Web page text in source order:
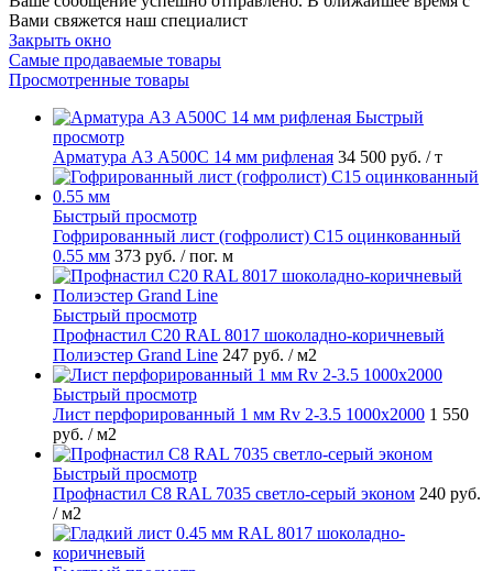
Вами свяжется наш специалист
Закрыть окно
Самые продаваемые товары
Просмотренные товары
Быстрый
просмотр
Арматура А3 А500С 14 мм рифленая 34 500 руб. / т
Быстрый просмотр
Гофрированный лист (гофролист) С15 оцинкованный
0.55 мм 373 руб. / пог. м
Быстрый просмотр
Профнастил С20 RAL 8017 шоколадно-коричневый
Полиэстер Grand Line 247 руб. / м2
Быстрый просмотр
Лист перфорированный 1 мм Rv 2-3.5 1000х2000 1 550
руб. / м2
Быстрый просмотр
Профнастил С8 RAL 7035 светло-серый эконом 240 руб.
/ м2